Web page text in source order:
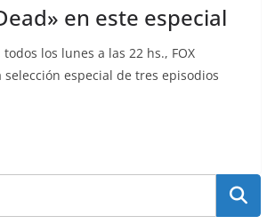
en este especial
los lunes a las 22 hs., FOX
especial de tres episodios